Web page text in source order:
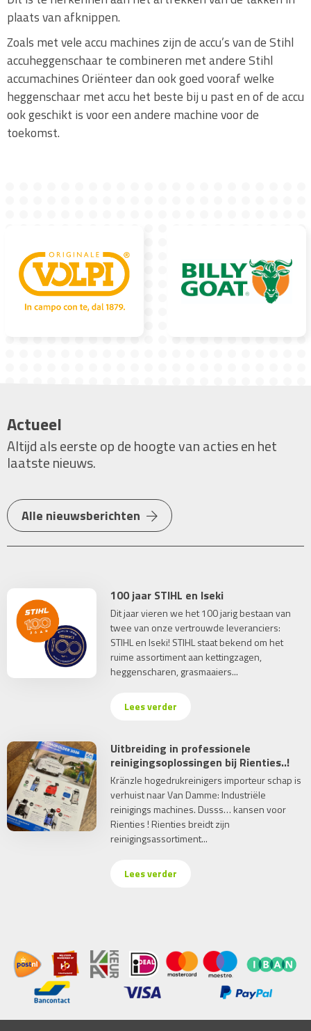
plaats van afknippen.
Zoals met vele accu machines zijn de accu’s van de Stihl
accuheggenschaar te combineren met andere Stihl
accumachines Oriënteer dan ook goed vooraf welke
heggenschaar met accu het beste bij u past en of de accu
ook geschikt is voor een andere machine voor de
toekomst.
Actueel
Altijd als eerste op de hoogte van acties en het
laatste nieuws.
Alle nieuwsberichten
100 jaar STIHL en Iseki
Dit jaar vieren we het 100 jarig bestaan van
twee van onze vertrouwde leveranciers:
STIHL en Iseki! STIHL staat bekend om het
ruime assortiment aan kettingzagen,
heggenscharen, grasmaaiers...
Lees verder
Uitbreiding in professionele
reinigingsoplossingen bij Rienties..!
Kränzle hogedrukreinigers importeur schap is
verhuist naar Van Damme: Industriële
reinigings machines. Dusss… kansen voor
Rienties ! Rienties breidt zijn
reinigingsassortiment...
Lees verder